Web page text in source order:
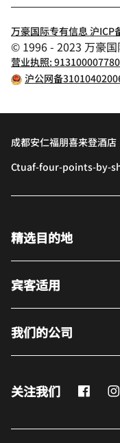
万豪国际专有信息 沪
© 1996 - 2023 万豪
营业执照:
沪公网备
成都安仁福朋喜来登酒店
Ctuaf-four-points-by-
精选目的地
宾客适用
我们的公司
关注我们